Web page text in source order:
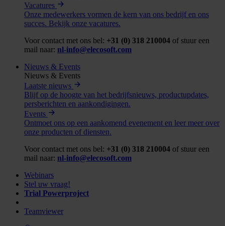
Vacatures
Onze medewerkers vormen de kern van ons bedrijf en ons
succes. Bekijk onze vacatures.
Voor contact met ons bel: +31 (0) 318 210004 of stuur een
mail naar: nl-info@elecosoft.com
Nieuws & Events
Nieuws & Events
Laatste nieuws
Blijf op de hoogte van het bedrijfsnieuws, productupdates,
persberichten en aankondigingen.
Events
Ontmoet ons op een aankomend evenement en leer meer over
onze producten of diensten.
Voor contact met ons bel: +31 (0) 318 210004 of stuur een
mail naar: nl-info@elecosoft.com
Webinars
Stel uw vraag!
Trial Powerproject
Teamviewer